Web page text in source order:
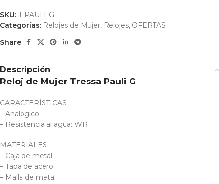
SKU: T-PAULI-G
Categorías: Relojes de Mujer, Relojes, OFERTAS
Share:
Descripción
Reloj de Mujer Tressa Pauli G
CARACTERÍSTICAS
– Analógico
– Resistencia al agua: WR
MATERIALES
– Caja de metal
– Tapa de acero
– Malla de metal